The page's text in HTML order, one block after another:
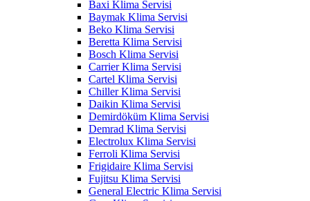
Baxi Klima Servisi
Baymak Klima Servisi
Beko Klima Servisi
Beretta Klima Servisi
Bosch Klima Servisi
Carrier Klima Servisi
Cartel Klima Servisi
Chiller Klima Servisi
Daikin Klima Servisi
Demirdöküm Klima Servisi
Demrad Klima Servisi
Electrolux Klima Servisi
Ferroli Klima Servisi
Frigidaire Klima Servisi
Fujitsu Klima Servisi
General Electric Klima Servisi